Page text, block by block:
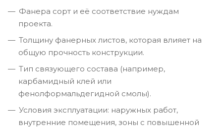
Фанера сорт и её соответствие нуждам
проекта.
Толщину фанерных листов, которая влияет на
общую прочность конструкции.
Тип связующего состава (например,
карбамидный клей или
фенолформальдегидной смолы).
Условия эксплуатации: наружных работ,
внутренние помещения, зоны с повышенной